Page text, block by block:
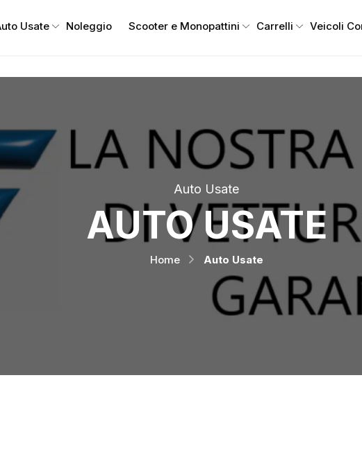
Usate Noleggio Scooter e Monopattini Carrelli Veicoli
Auto Usate
AUTO USATE
Home Auto Usate